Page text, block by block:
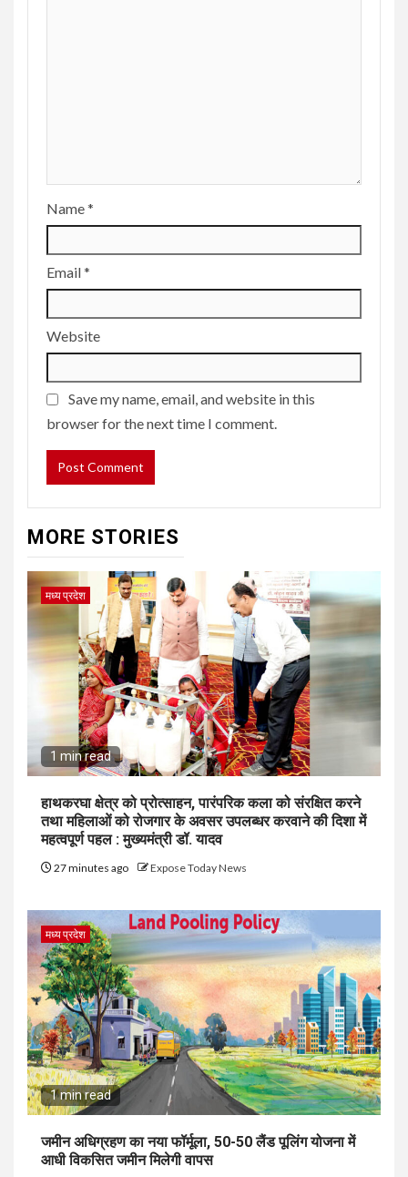
Name*
Email*
Website
Save my name, email, and website in this
browser for the next time I comment.
MORE STORIES
मध्य प्रदेश
1 min read
हाथकरघा क्षेत्र को प्रोत्साहन, पारंपरिक कला को संरक्षित करने
तथा महिलाओं को रोजगार के अवसर उपलब्धर करवाने की दिशा में
महत्वपूर्ण पहल : मुख्यमंत्री डॉ. यादव
27 minutes ago Expose Today News
मध्य प्रदेश
1 min read
जमीन अधिग्रहण का नया फॉर्मूला, 50-50 लैंड पूलिंग योजना में
आधी विकसित जमीन मिलेगी वापस